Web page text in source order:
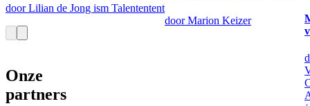
door Lilian de Jong ism Talententent
door Marion Keizer
Onze
partners